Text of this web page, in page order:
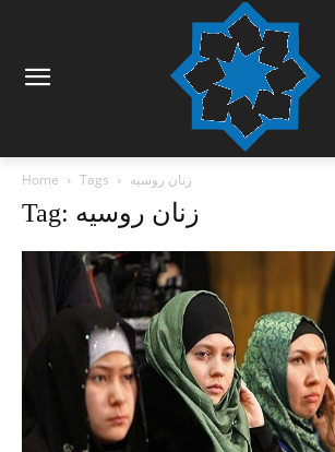
Home Tags زنان روسیه
Tag: زنان روسیه